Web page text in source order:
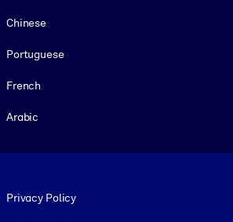
Chinese
Portuguese
French
Arabic
Privacy Policy